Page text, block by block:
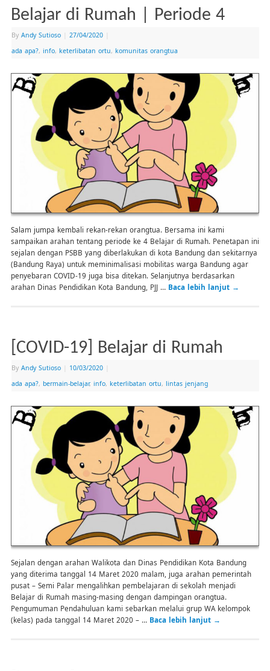
Belajar di Rumah | Periode 4
By Andy Sutioso 27/04/2020
ada apa?, info, keterlibatan ortu, komunitas orangtua
Salam jumpa kembali rekan-rekan orangtua. Bersama ini kami
sampaikan arahan tentang periode ke 4 Belajar di Rumah. Penetapan ini
sejalan dengan PSBB yang diberlakukan di kota Bandung dan sekitarnya
(Bandung Raya) untuk meminimalisasi mobilitas warga Bandung agar
penyebaran COVID-19 juga bisa ditekan. Selanjutnya berdasarkan
arahan Dinas Pendidikan Kota Bandung, PJJ … Baca lebih lanjut →
[COVID-19] Belajar di Rumah
By Andy Sutioso 10/03/2020
ada apa?, bermain-belajar, info, keterlibatan ortu, lintas jenjang
Sejalan dengan arahan Walikota dan Dinas Pendidikan Kota Bandung
yang diterima tanggal 14 Maret 2020 malam, juga arahan pemerintah
pusat – Semi Palar mengalihkan pembelajaran di sekolah menjadi
Belajar di Rumah masing-masing dengan dampingan orangtua.
Pengumuman Pendahuluan kami sebarkan melalui grup WA kelompok
(kelas) pada tanggal 14 Maret 2020 – … Baca lebih lanjut →